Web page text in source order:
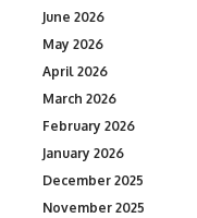
June 2026
May 2026
April 2026
March 2026
February 2026
January 2026
December 2025
November 2025